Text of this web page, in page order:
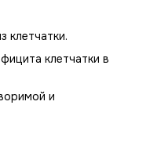
клетчатки.
клетчатки в
и